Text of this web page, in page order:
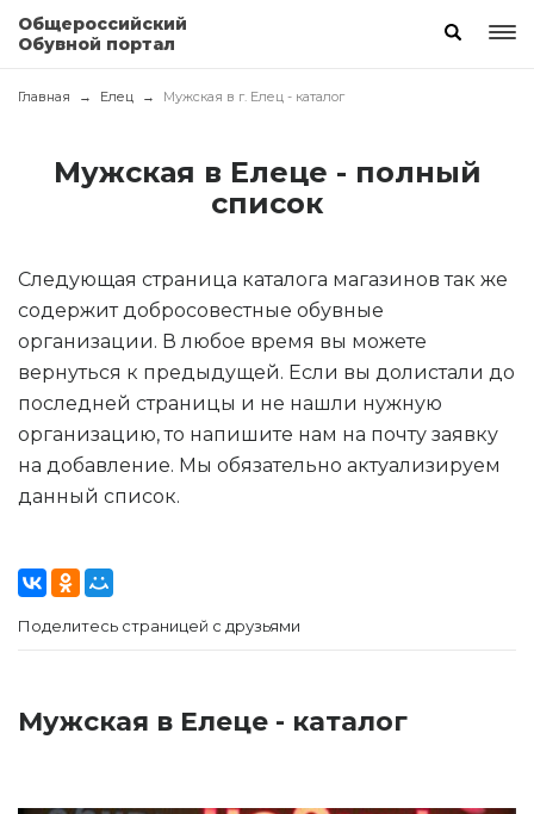
Общероссийский
Обувной портал
Главная Елец Мужская в г. Елец - каталог
Мужская в Елеце - полный
список
Следующая страница каталога магазинов так же
содержит добросовестные обувные
организации. В любое время вы можете
вернуться к предыдущей. Если вы долистали до
последней страницы и не нашли нужную
организацию, то напишите нам на почту заявку
на добавление. Мы обязательно актуализируем
данный список.
Поделитесь страницей с друзьями
Мужская в Елеце - каталог